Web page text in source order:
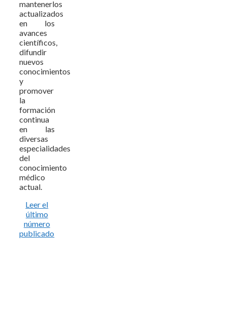
mantenerlos
actualizados
en los
avances
científicos,
difundir
nuevos
conocimientos
y
promover
la
formación
continua
en las
diversas
especialidades
del
conocimiento
médico
actual.
Leer el
último
número
publicado